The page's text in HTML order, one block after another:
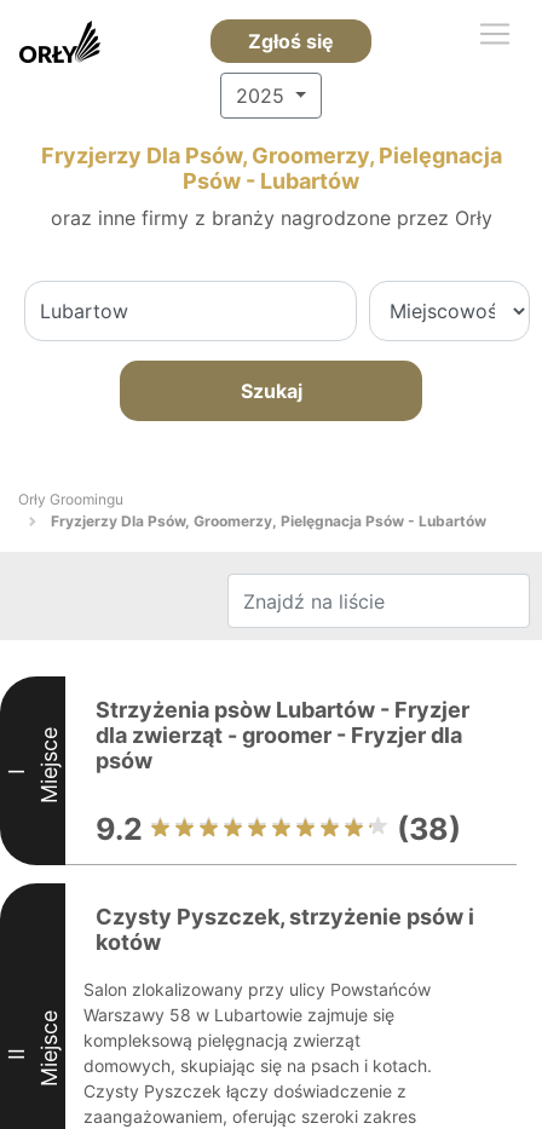
Zgłoś się
2025
Fryzjerzy Dla Psów, Groomerzy, Pielęgnacja
Psów - Lubartów
oraz inne firmy z branży nagrodzone przez Orły
Szukaj
Orły Groomingu
Fryzjerzy Dla Psów, Groomerzy, Pielęgnacja Psów - Lubartów
I Miejsce
Strzyżenia psòw Lubartów - Fryzjer
dla zwierząt - groomer - Fryzjer dla
psów
9.2 (38)
II Miejsce
Czysty Pyszczek, strzyżenie psów i
kotów
Salon zlokalizowany przy ulicy Powstańców
Warszawy 58 w Lubartowie zajmuje się
kompleksową pielęgnacją zwierząt
domowych, skupiając się na psach i kotach.
Czysty Pyszczek łączy doświadczenie z
zaangażowaniem, oferując szeroki zakres